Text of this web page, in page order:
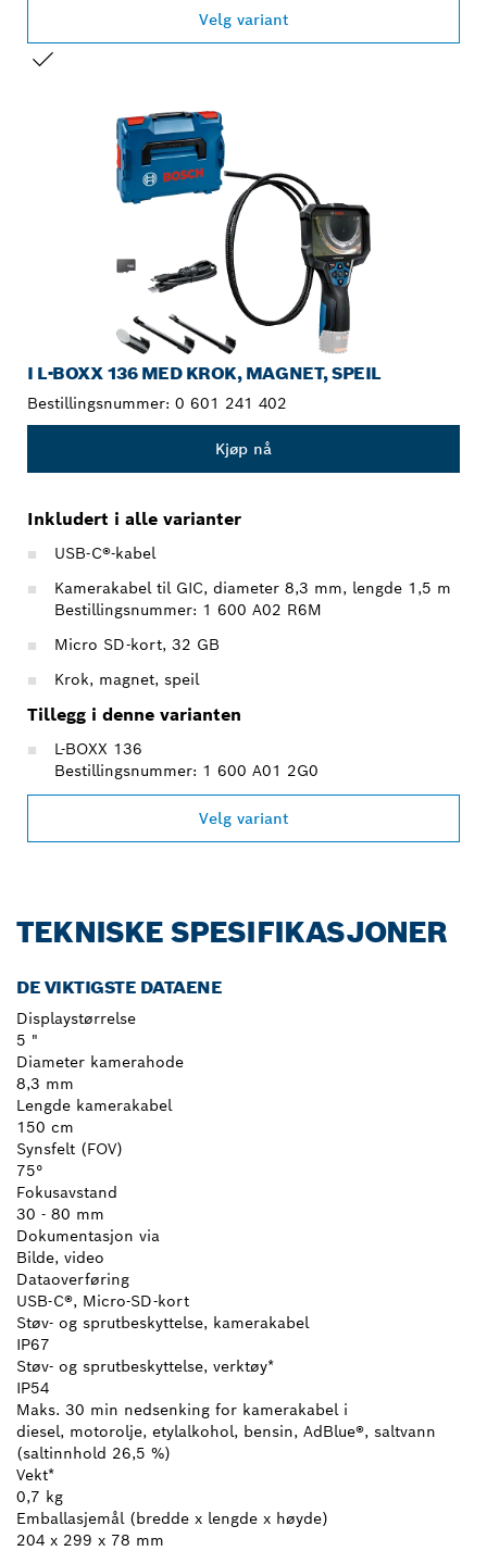
Velg variant
I L-BOXX 136 MED KROK, MAGNET, SPEIL
Bestillingsnummer: 0 601 241 402
Kjøp nå
Inkludert i alle varianter
USB-C®-kabel
Kamerakabel til GIC, diameter 8,3 mm, lengde 1,5 m
Bestillingsnummer: 1 600 A02 R6M
Micro SD-kort, 32 GB
Krok, magnet, speil
Tillegg i denne varianten
L-BOXX 136
Bestillingsnummer: 1 600 A01 2G0
Velg variant
TEKNISKE SPESIFIKASJONER
DE VIKTIGSTE DATAENE
Displaystørrelse
5 "
Diameter kamerahode
8,3 mm
Lengde kamerakabel
150 cm
Synsfelt (FOV)
75°
Fokusavstand
30 - 80 mm
Dokumentasjon via
Bilde, video
Dataoverføring
USB-C®, Micro-SD-kort
Støv- og sprutbeskyttelse, kamerakabel
IP67
Støv- og sprutbeskyttelse, verktøy*
IP54
Maks. 30 min nedsenking for kamerakabel i
diesel, motorolje, etylalkohol, bensin, AdBlue®, saltvann
(saltinnhold 26,5 %)
Vekt*
0,7 kg
Emballasjemål (bredde x lengde x høyde)
204 x 299 x 78 mm